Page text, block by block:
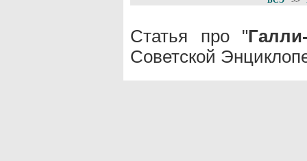
Статья про "
Советской